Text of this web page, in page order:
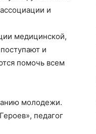
и
медицинской,
и
помочь всем
молодежи.
педагог